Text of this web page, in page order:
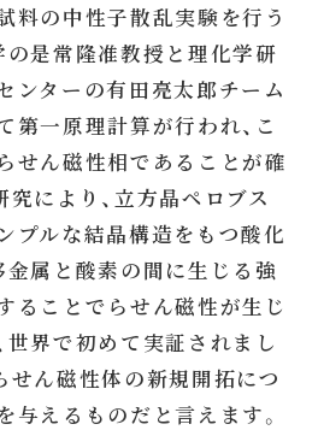
料の中性子散乱実験を行う
の是常隆准教授と理化学研
ンターの有田亮太郎チーム
第一原理計算が行われ、こ
せん磁性相であることが確
により、立方晶ペロブス
プルな結晶構造をもつ酸化
金属と酸素の間に生じる強
ることでらせん磁性が生じ
世界で初めて実証されまし
せん磁性体の新規開拓につ
与えるものだと言えます。